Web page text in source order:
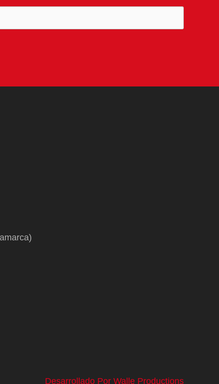
Desarrollado Por Walle Productions